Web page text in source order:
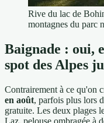
Rive du lac de
montagnes du parc
Baignade : oui,
spot des Alpes
Contrairement à ce qu'on
en août, parfois plus lors
gratuite. Les deux plages
Laz, pelouse ombragée à